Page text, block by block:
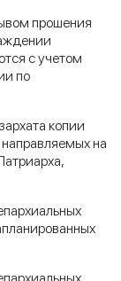
прошения
с учетом
по
копии
на